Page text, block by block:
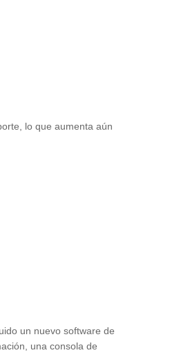
lo que aumenta aún
un nuevo software de
una consola de